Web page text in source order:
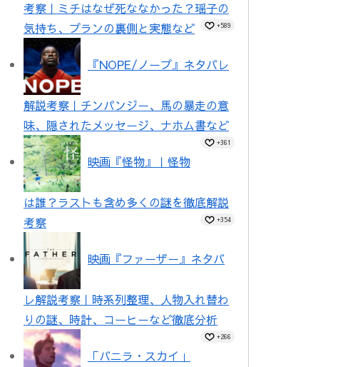
考察｜ミチはなぜ死ななかった？瑶子の
気持ち、プランの裏側と実態など
+589
『NOPE/ノープ』ネタバレ
解説考察｜チンパンジー、馬の暴走の意
味、隠されたメッセージ、ナホム書など
+361
映画『怪物』｜怪物
は誰？ラストも含め多くの謎を徹底解説
考察
+354
映画『ファーザー』ネタバ
レ解説考察｜時系列整理、人物入れ替わ
りの謎、時計、コーヒーなど徹底分析
+266
「バニラ・スカイ」